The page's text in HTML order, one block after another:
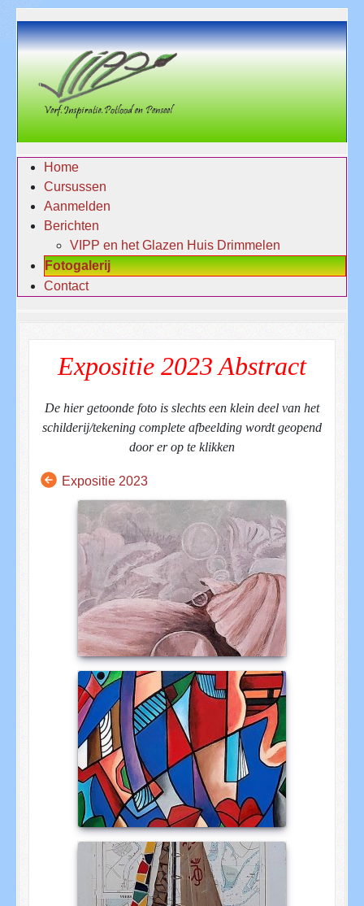
Home
Cursussen
Aanmelden
Berichten
VIPP en het Glazen Huis Drimmelen
Fotogalerij
Contact
Expositie 2023 Abstract
De hier getoonde foto is slechts een klein deel van het
schilderij/tekening complete afbeelding wordt geopend
door er op te klikken
Expositie 2023